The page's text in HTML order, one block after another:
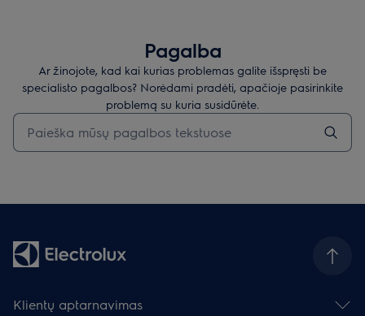
Pagalba
Ar žinojote, kad kai kurias problemas galite išspręsti be
specialisto pagalbos? Norėdami pradėti, apačioje pasirinkite
problemą su kuria susidūrėte.
Įveskite tekstą, jei norite ieškoti pagalbinių straipsnių
Klientų aptarnavimas